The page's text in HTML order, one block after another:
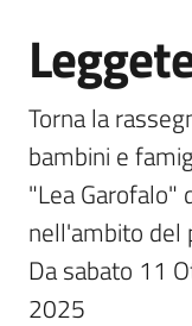
Novità
Menu selezionato
Servizi
Vivere
Castelfranco
Emilia
Salta al contenuto
Torna la
bambini e
"Lea Garofalo"
nell'ambito del
Da sabato 11
2025